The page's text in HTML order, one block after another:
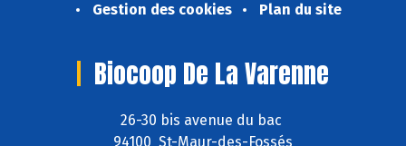
Gestion des cookies
Plan du site
Biocoop De La Varenne
26-30 bis avenue du bac
94100 St-Maur-des-Fossés